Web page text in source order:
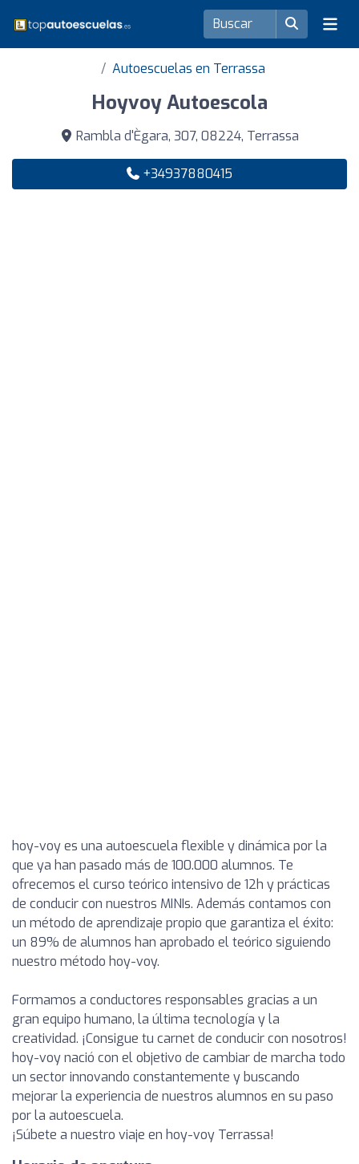
Autoescuelas en Terrassa
Hoyvoy Autoescola
Rambla d'Ègara, 307, 08224, Terrassa
+34937880415
hoy-voy es una autoescuela flexible y dinámica por la
que ya han pasado más de 100.000 alumnos. Te
ofrecemos el curso teórico intensivo de 12h y prácticas
de conducir con nuestros MINIs. Además contamos con
un método de aprendizaje propio que garantiza el éxito:
un 89% de alumnos han aprobado el teórico siguiendo
nuestro método hoy-voy.
Formamos a conductores responsables gracias a un
gran equipo humano, la última tecnología y la
creatividad. ¡Consigue tu carnet de conducir con nosotros!
hoy-voy nació con el objetivo de cambiar de marcha todo
un sector innovando constantemente y buscando
mejorar la experiencia de nuestros alumnos en su paso
por la autoescuela.
¡Súbete a nuestro viaje en hoy-voy Terrassa!